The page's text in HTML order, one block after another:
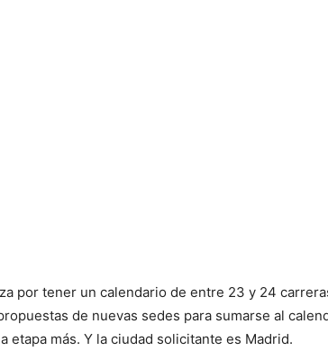
por tener un calendario de entre 23 y 24
de nuevas sedes para sumarse al
etapa más. Y la ciudad solicitante es Madrid.